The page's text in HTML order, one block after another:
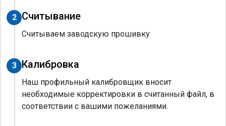
2 Считывание
Считываем заводскую прошивку
3 Калибровка
Наш профильный калибровщик вносит
необходимые корректировки в считанный файл, в
соответствии с вашими пожеланиями.